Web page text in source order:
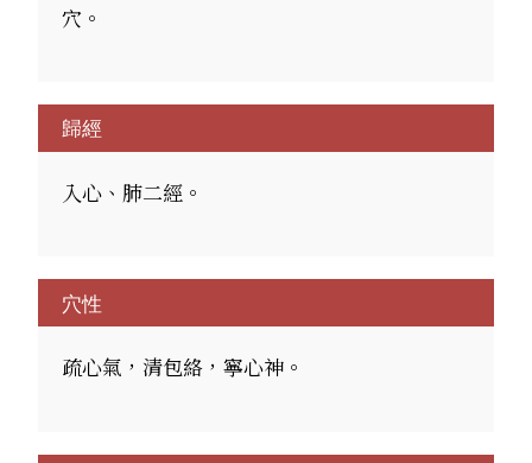
穴。
歸經
入心、肺二經。
穴性
疏心氣，清包絡，寧心神。